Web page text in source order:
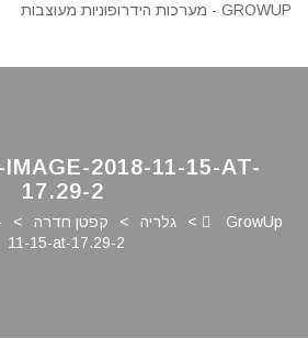
2018-11-15-AT-
17.29-2
GrowUp
> גלריה > קפטן חדרה >
11-15-at-17.29-2